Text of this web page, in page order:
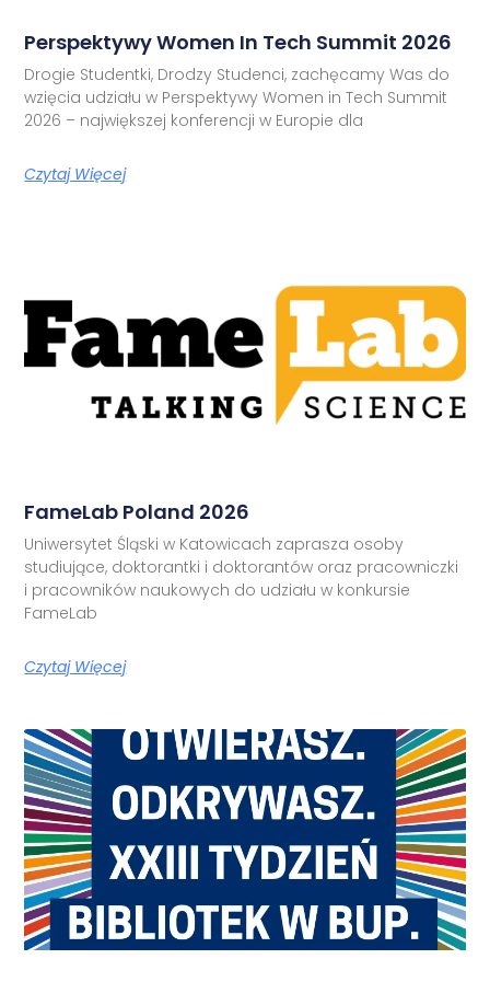
Perspektywy Women In Tech Summit 2026
Drogie Studentki, Drodzy Studenci, zachęcamy Was do
wzięcia udziału w Perspektywy Women in Tech Summit
2026 – największej konferencji w Europie dla
Czytaj Więcej
FameLab Poland 2026
Uniwersytet Śląski w Katowicach zaprasza osoby
studiujące, doktorantki i doktorantów oraz pracowniczki
i pracowników naukowych do udziału w konkursie
FameLab
Czytaj Więcej